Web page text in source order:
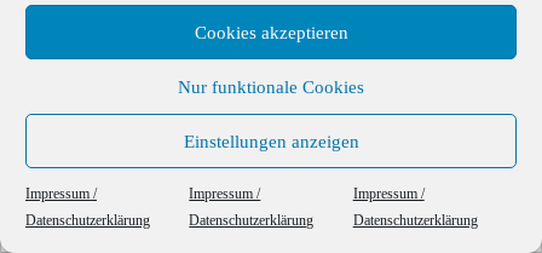
Got it!
Cookies akzeptieren
Nur funktionale Cookies
Einstellungen anzeigen
Impressum /
Datenschutzerklärung
Impressum /
Datenschutzerklärung
Impressum /
Datenschutzerklärung
Beitragsnavigation
ÄLTERE BEITRÄGE